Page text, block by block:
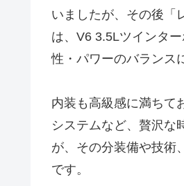
いましたが、その後「
は、V6 3.5Lツインタ
性・パワーのバランス
内装も高級感に満ちて
システムなど、贅沢な
が、その分装備や技術
です。